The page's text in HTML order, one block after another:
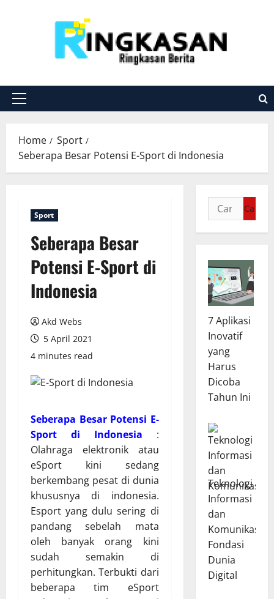
Primary
Home
Sport
Seberapa Besar Potensi E-Sport di Indonesia
Sport
Seberapa Besar
Potensi E-Sport di
Indonesia
Akd Webs
5 April 2021
4 minutes read
Seberapa Besar Potensi E-
Sport di Indonesia :
Olahraga elektronik atau
eSport kini sedang
berkembang pesat di dunia
khususnya di indonesia.
Esport yang dulu sering di
pandang sebelah mata
oleh banyak orang kini
sudah semakin di
perhitungkan. Terbukti dari
beberapa tim eSport
Cari
untuk:
7 Aplikasi
Inovatif
yang
Harus
Dicoba
Tahun Ini
Teknologi
Informasi
dan
Komunikasi:
Fondasi
Dunia
Digital